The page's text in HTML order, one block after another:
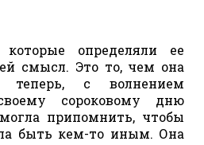
определяли ее
смысл. Это то, чем она
с волнением
сороковому дню
припомнить, чтобы
быть кем-то иным. Она